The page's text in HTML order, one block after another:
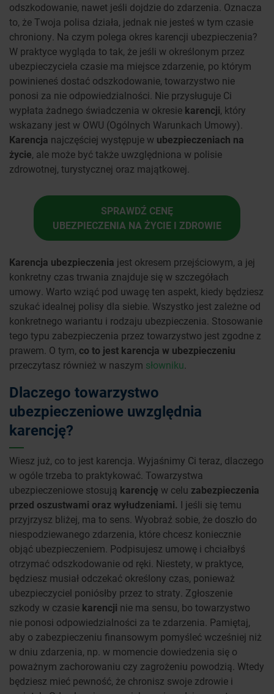
odszkodowanie, nawet jeśli dojdzie do zdarzenia. Oznacza
to, że Twoja polisa działa, jednak nie jesteś w tym czasie
chroniony. Na czym polega okres karencji ubezpieczenia?
W praktyce wygląda to tak, że jeśli w określonym przez
ubezpieczyciela czasie ma miejsce zdarzenie, po którym
powinieneś dostać odszkodowanie, towarzystwo nie
ponosi za nie odpowiedzialności. Nie przysługuje Ci
wypłata żadnego świadczenia w okresie karencji, który
wskazany jest w OWU (Ogólnych Warunkach Umowy).
Karencja najczęściej występuje w ubezpieczeniach na
życie, ale może być także uwzględniona w polisie
zdrowotnej, turystycznej oraz majątkowej.
SPRAWDŹ CENĘ
UBEZPIECZENIA NA ŻYCIE I ZDROWIE
Karencja ubezpieczenia jest okresem przejściowym, a jej
konkretny czas trwania znajduje się w szczegółach
umowy. Warto wziąć pod uwagę ten aspekt, kiedy będziesz
szukać idealnej polisy dla siebie. Wszystko jest zależne od
konkretnego wariantu i rodzaju ubezpieczenia. Stosowanie
tego typu zabezpieczenia przez towarzystwo jest zgodne z
prawem. O tym, co to jest karencja w ubezpieczeniu
przeczytasz również w naszym słowniku.
Dlaczego towarzystwo
ubezpieczeniowe uwzględnia
karencję?
Wiesz już, co to jest karencja. Wyjaśnimy Ci teraz, dlaczego
w ogóle trzeba to praktykować. Towarzystwa
ubezpieczeniowe stosują karencję w celu zabezpieczenia
przed oszustwami oraz wyłudzeniami. I jeśli się temu
przyjrzysz bliżej, ma to sens. Wyobraź sobie, że doszło do
niespodziewanego zdarzenia, które chcesz koniecznie
objąć ubezpieczeniem. Podpisujesz umowę i chciałbyś
otrzymać odszkodowanie od ręki. Niestety, w praktyce,
będziesz musiał odczekać określony czas, ponieważ
ubezpieczyciel poniósłby przez to straty. Zgłoszenie
szkody w czasie karencji nie ma sensu, bo towarzystwo
nie ponosi odpowiedzialności za te zdarzenia. Pamiętaj,
aby o zabezpieczeniu finansowym pomyśleć wcześniej niż
w dniu zdarzenia, np. w momencie dowiedzenia się o
poważnym zachorowaniu czy zagrożeniu powodzią. Wtedy
będziesz mieć pewność, że chronisz swoje zdrowie i